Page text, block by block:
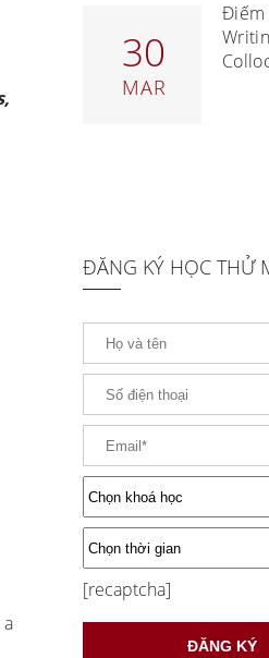
30
MAR
Điểm
ĐĂNG KÝ HỌC THỬ
[recaptcha]